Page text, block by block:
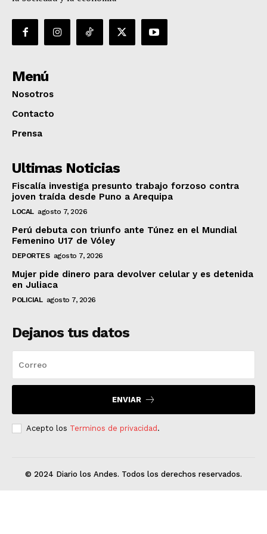
Menú
Nosotros
Contacto
Prensa
Ultimas Noticias
Fiscalía investiga presunto trabajo forzoso contra
joven traída desde Puno a Arequipa
LOCAL agosto 7, 2026
Perú debuta con triunfo ante Túnez en el Mundial
Femenino U17 de Vóley
DEPORTES agosto 7, 2026
Mujer pide dinero para devolver celular y es detenida
en Juliaca
POLICIAL agosto 7, 2026
Dejanos tus datos
ENVIAR
Acepto los Terminos de privacidad .
© 2024 Diario los Andes. Todos los derechos reservados.